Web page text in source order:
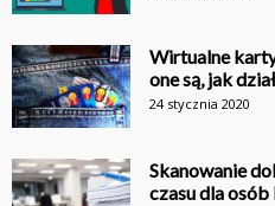
Wirtualne
one są, jak
24 stycznia 2020
Skanowanie
czasu dla